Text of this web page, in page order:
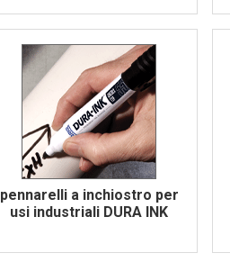
pennarelli a inchiostro per
usi industriali DURA INK